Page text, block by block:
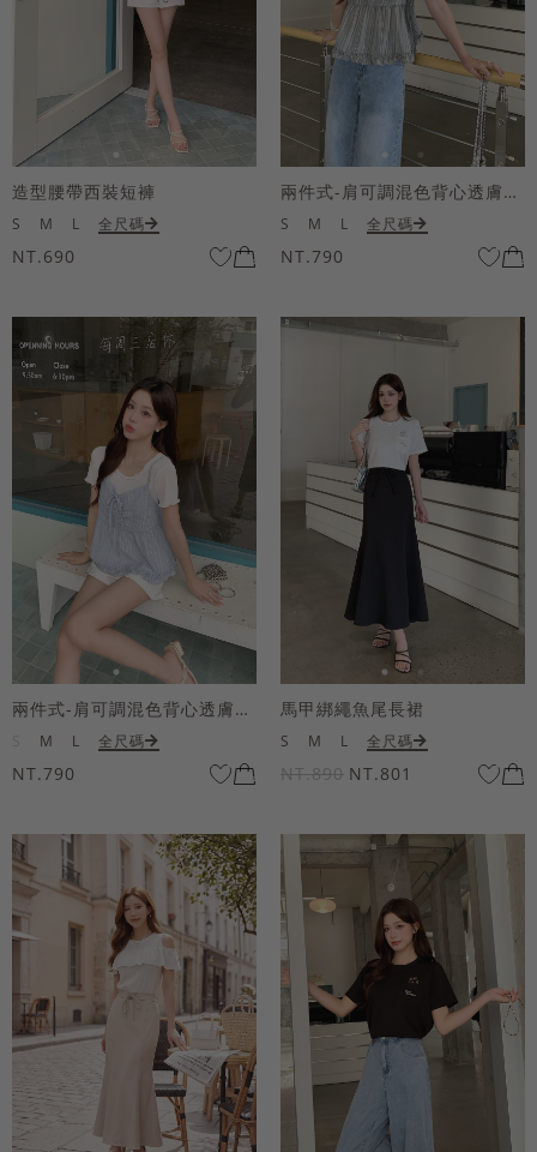
造型腰帶西裝短褲
S M L 全尺碼
NT.690
兩件式-肩可調混色背心透膚上衣套組
S M L 全尺碼
NT.790
兩件式-肩可調混色背心透膚上衣套組
M L 全尺碼
NT.790
馬甲綁繩魚尾長裙
S M L 全尺碼
NT.890 NT.801